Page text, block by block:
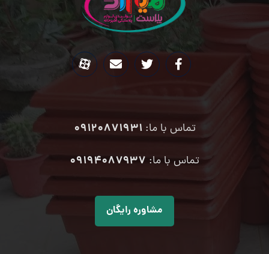
تماس با ما:09120871931
تماس با ما: ۰۹۱۹۴۰۸۷۹۳۷
مشاوره رایگان